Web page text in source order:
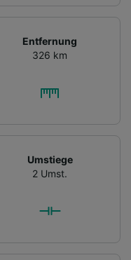
Entfernung
326 km
Umstiege
2 Umst.